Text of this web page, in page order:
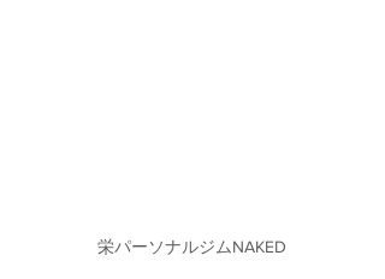
栄パーソナルジムNAKED